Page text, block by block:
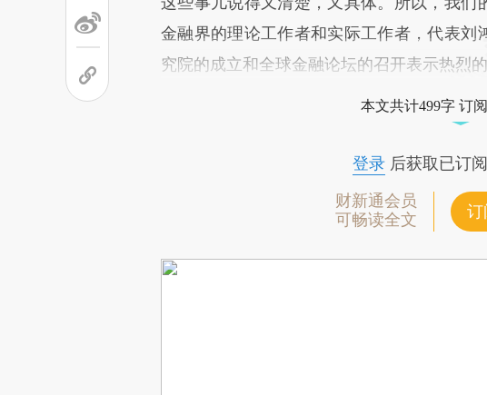
金融界的理论工作者和实际工作者，代表
究院的成立和全球金融论坛的召开表示热烈的
本文共计499字 订
登录后获取已订
财新通会员
可畅读全文
订